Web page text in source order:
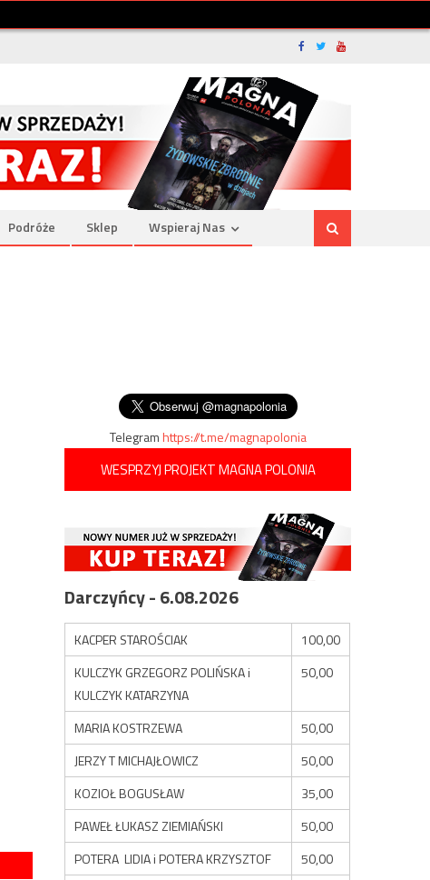
Podróże Sklep Wspieraj Nas
Telegramhttps://t.me/magnapolonia
WESPRZYJ PROJEKT MAGNA POLONIA
Darczyńcy - 6.08.2026
KACPER STAROŚCIAK
100,00
KULCZYK GRZEGORZ POLIŃSKA i
KULCZYK KATARZYNA
50,00
MARIA KOSTRZEWA
50,00
JERZY T MICHAJŁOWICZ
50,00
KOZIOŁ BOGUSŁAW
35,00
PAWEŁ ŁUKASZ ZIEMIAŃSKI
50,00
POTERA LIDIA i POTERA KRZYSZTOF
50,00